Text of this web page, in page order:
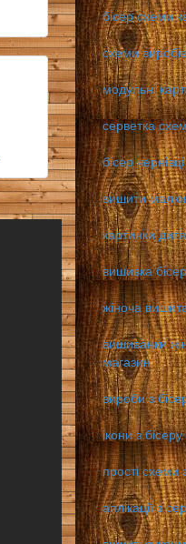
бісер схеми
схеми
модульні
серветка
бісер
вишити
картинки
вишивка
жіноча
вишиванки
магазин
вироби з
ікони з
прості схеми
аплікації з